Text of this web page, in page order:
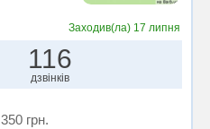
Заходив(ла) 17 липня
116
дзвінків
350 грн.